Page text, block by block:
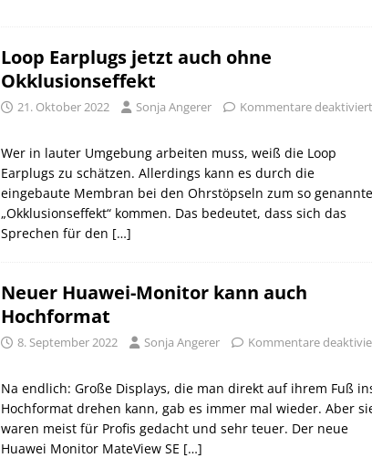
Loop Earplugs jetzt auch ohne
Okklusionseffekt
21. Oktober 2022 Sonja Angerer Kommentare deaktiviert
Wer in lauter Umgebung arbeiten muss, weiß die Loop
Earplugs zu schätzen. Allerdings kann es durch die
eingebaute Membran bei den Ohrstöpseln zum so
„Okklusionseffekt“ kommen. Das bedeutet, dass sich das
Sprechen für den […]
Neuer Huawei-Monitor kann auch
Hochformat
8. September 2022 Sonja Angerer Kommentare
Na endlich: Große Displays, die man direkt auf ihrem Fuß
Hochformat drehen kann, gab es immer mal wieder. Aber
waren meist für Profis gedacht und sehr teuer. Der neue
Huawei Monitor MateView SE […]